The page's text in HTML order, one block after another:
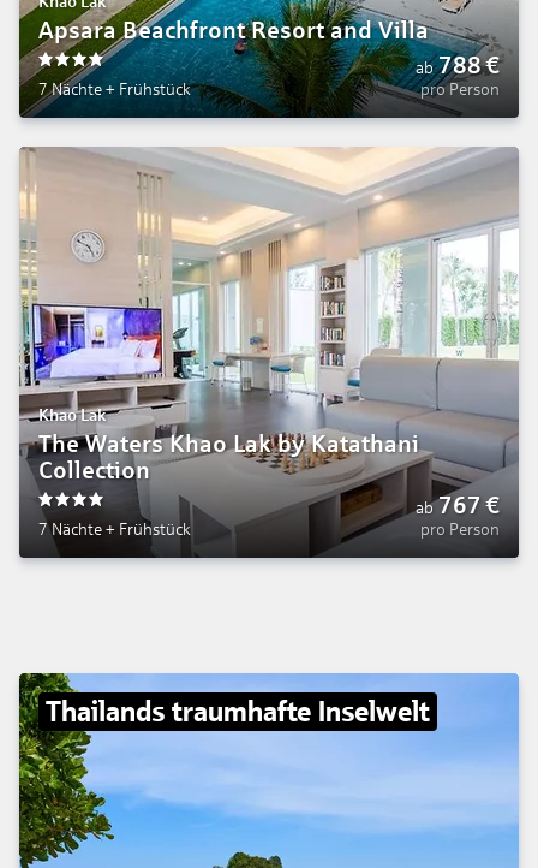
Apsara Beachfront Resort and Villa
4
7 Nächte + Frühstück
ab 788€
pro Person
Khao Lak
The Waters Khao Lak by Katathani
Collection
4
7 Nächte + Frühstück
ab 767€
pro Person
Thailands traumhafte Inselwelt